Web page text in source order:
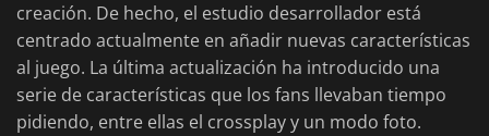
creación. De hecho, el estudio desarrollador está
centrado actualmente en añadir nuevas características
al juego. La última actualización ha introducido una
serie de características que los fans llevaban tiempo
pidiendo, entre ellas el crossplay y un modo foto.